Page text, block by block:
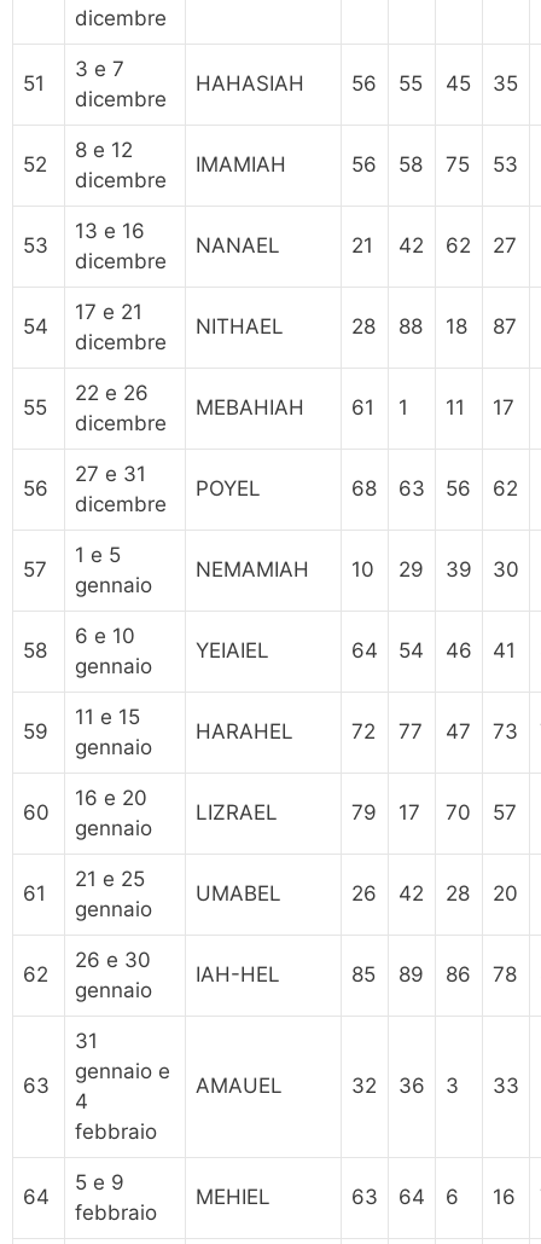
dicembre
51
3 e 7
dicembre
HAHASIAH 56 55 45 35
52
8 e 12
dicembre
IMAMIAH 56 58 75 53
53
13 e 16
dicembre
NANAEL 21 42 62 27
54
17 e 21
dicembre
NITHAEL 28 88 18 87
55
22 e 26
dicembre
MEBAHIAH 61 1 11 17
56
27 e 31
dicembre
POYEL 68 63 56 62
57
1 e 5
gennaio
NEMAMIAH 10 29 39 30
58
6 e 10
gennaio
YEIAIEL 64 54 46 41
59
11 e 15
gennaio
HARAHEL 72 77 47 73
60
16 e 20
gennaio
LIZRAEL 79 17 70 57
61
21 e 25
gennaio
UMABEL 26 42 28 20
62
26 e 30
gennaio
IAH-HEL 85 89 86 78
63
31
gennaio e
4
febbraio
AMAUEL 32 36 3 33
64
5 e 9
febbraio
MEHIEL 63 64 6 16